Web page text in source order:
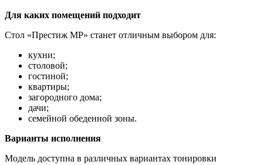
Для каких помещений подходит
Стол «Престиж МР» станет отличным выбором для:
кухни;
столовой;
гостиной;
квартиры;
загородного дома;
дачи;
семейной обеденной зоны.
Варианты исполнения
Модель доступна в различных вариантах тонировки